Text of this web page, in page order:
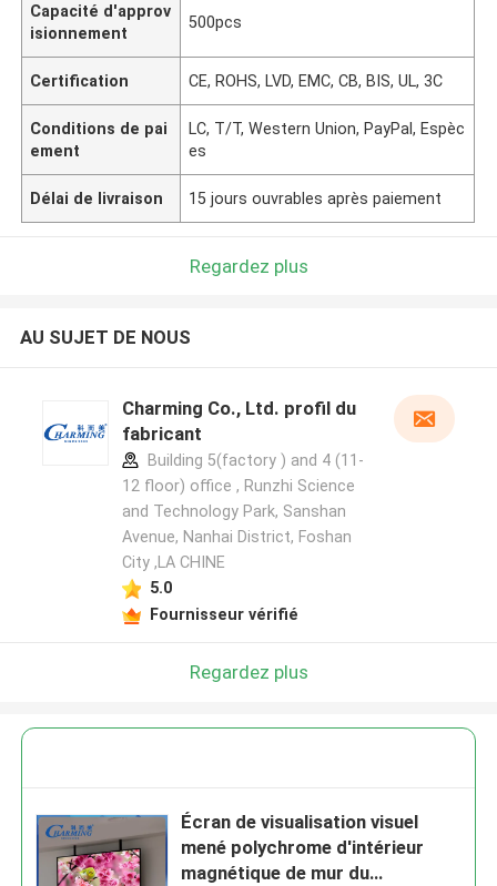
Capacité d'approv
isionnement
500pcs
Certification CE, ROHS, LVD, EMC, CB, BIS, UL, 3C
Conditions de pai
ement
LC, T/T, Western Union, PayPal, Espèc
es
Délai de livraison 15 jours ouvrables après paiement
Regardez plus
AU SUJET DE NOUS
Charming Co., Ltd. profil du
fabricant
Building 5(factory ) and 4 (11-
12 floor) office , Runzhi Science
and Technology Park, Sanshan
Avenue, Nanhai District, Foshan
City ,LA CHINE
5.0
Fournisseur vérifié
Regardez plus
Écran de visualisation visuel
mené polychrome d'intérieur
magnétique de mur du